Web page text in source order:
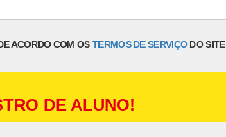
ACORDO COM OSTERMOS DE SERVIÇODO SITE
DE ALUNO!